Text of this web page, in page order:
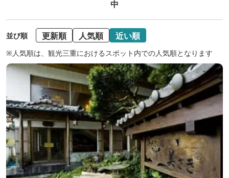
中
並び順 更新順 人気順 近い順
※人気順は、観光三重におけるスポット内での人気順となります